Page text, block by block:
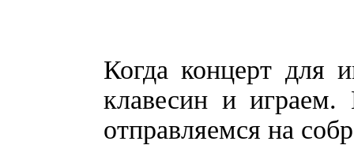
Когда концерт для
клавесин и играем.
отправляемся на